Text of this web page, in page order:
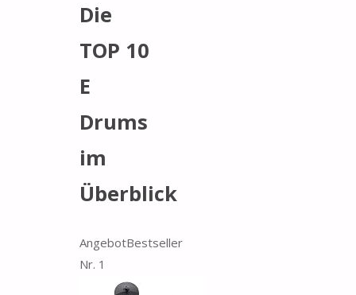
Die
TOP 10
E
Drums
im
Überblick
AngebotBestseller
Nr. 1